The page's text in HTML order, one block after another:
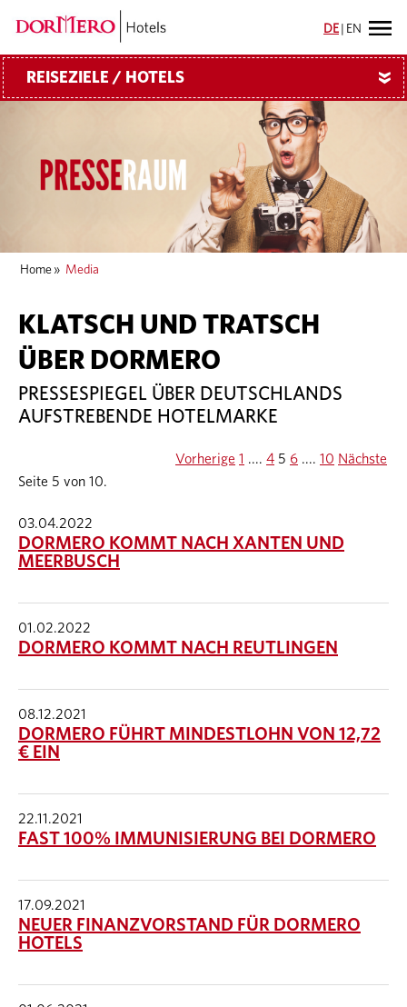
DE EN
REISEZIELE / HOTELS »
Home » Media
KLATSCH UND TRATSCH
ÜBER DORMERO
PRESSESPIEGEL ÜBER DEUTSCHLANDS
AUFSTREBENDE HOTELMARKE
Seite 5 von 10.
Vorherige 1 .... 4 5 6 .... 10 Nächste
03.04.2022
DORMERO KOMMT NACH XANTEN UND
MEERBUSCH
01.02.2022
DORMERO KOMMT NACH REUTLINGEN
08.12.2021
DORMERO FÜHRT MINDESTLOHN VON 12,72
€ EIN
22.11.2021
FAST 100% IMMUNISIERUNG BEI DORMERO
17.09.2021
NEUER FINANZVORSTAND FÜR DORMERO
HOTELS